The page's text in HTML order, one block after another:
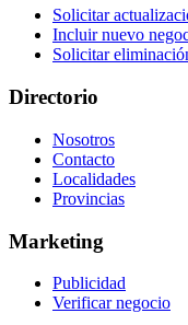
Solicitar
Incluir nuevo
Solicitar
Directorio
Nosotros
Contacto
Localidades
Provincias
Marketing
Publicidad
Verificar negocio